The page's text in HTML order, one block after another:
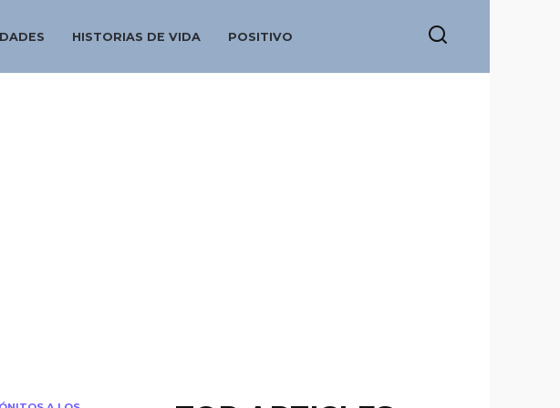
HISTORIAS DE VIDA POSITIVO